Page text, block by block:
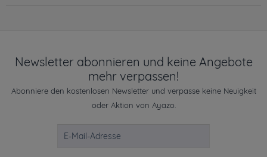
Newsletter abonnieren und keine Angebote
mehr verpassen!
Abonniere den kostenlosen Newsletter und verpasse keine Neuigkeit
oder Aktion von Ayazo.